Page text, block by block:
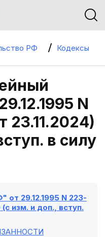
РФ Кодексы
N
23.11.2024)
в силу
29.12.1995 N 223-
изм. и доп., вступ.